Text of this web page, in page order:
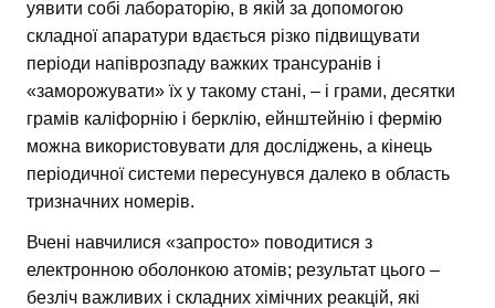
уявити собі лабораторію, в якій за допомогою
складної апаратури вдається різко підвищувати
періоди напіврозпаду важких трансуранів і
«заморожувати» їх у такому стані, – і грами, десятки
грамів каліфорнію і берклію, ейнштейнію і фермію
можна використовувати для досліджень, а кінець
періодичної системи пересунувся далеко в область
тризначних номерів.
Вчені навчилися «запросто» поводитися з
електронною оболонкою атомів; результат цього –
безліч важливих і складних хімічних реакцій, які